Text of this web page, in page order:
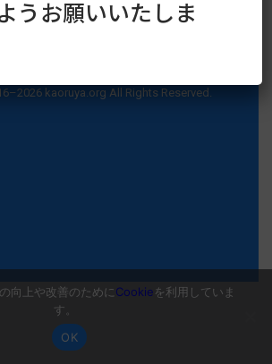
kaoruya.org All Rights Reserved.
うお願いいたしま
向上や改善のためにCookieを利用していま
す。
OK